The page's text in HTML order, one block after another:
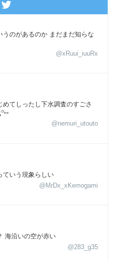
うのがあるのか まだまだ知らな
@xRuui_iuuRx
めてしったし下水調査のすごさ
@nemuri_utouto
ていう現象らしい
@MrDx_xKemogami
海沿いの空が赤い
@283_g35